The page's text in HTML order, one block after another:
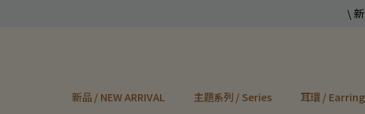
\
新品 / NEW ARRIVAL 主題系列 / Series 耳環 /